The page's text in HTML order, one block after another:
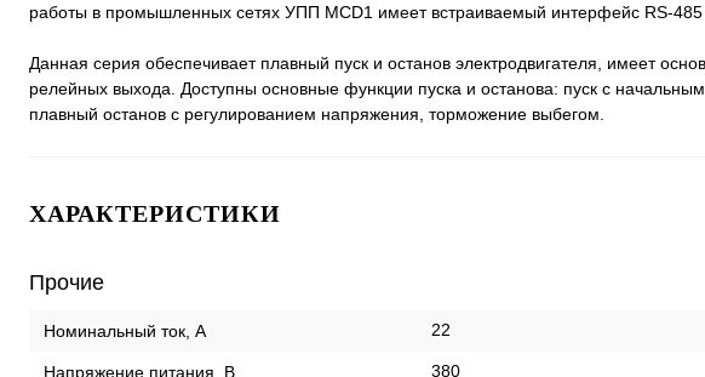
работы в промышленных сетях УПП MCD1 имеет встраиваемый интерфейс RS-485
Данная серия обеспечивает плавный пуск и останов электродвигателя, имеет
релейных выхода. Доступны основные функции пуска и останова: пуск с
плавный останов с регулированием напряжения, торможение выбегом.
ХАРАКТЕРИСТИКИ
Прочие
Номинальный ток, А 22
Напряжение питания, В 380